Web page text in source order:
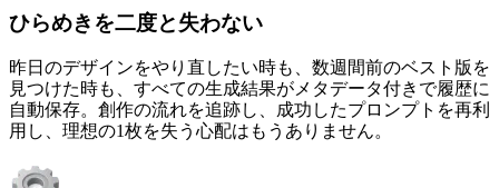
ひらめきを二度と失わない
昨日のデザインをやり直したい時も、数週間前のベスト版を
見つけた時も、すべての生成結果がメタデータ付きで履歴に
自動保存。創作の流れを追跡し、成功したプロンプトを再利
用し、理想の1枚を失う心配はもうありません。